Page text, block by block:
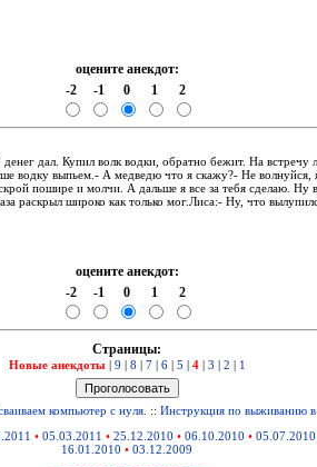
оцените анекдот:
-2
-1 0 1 2
денег дал. Купил волк водки, обратно бежит. На
водку выпьем.- А медведю что я скажу?- Не волнуйся,
пошире и молчи. А дальше я все за тебя сделаю. Ну
раскрыл широко как только мог.Лиса:- Ну, что
оцените анекдот:
-2
-1 0 1 2
Страницы:
Новые анекдоты| 9 | 8 | 7| 6| 5 | 4| 3 | 2 | 1
компьютер с нуля. :: Инструкция по выживанию в
• 05.03.2011 • 25.12.2010 • 06.10.2010 • 05.07.2010
16.01.2010 • 03.12.2009